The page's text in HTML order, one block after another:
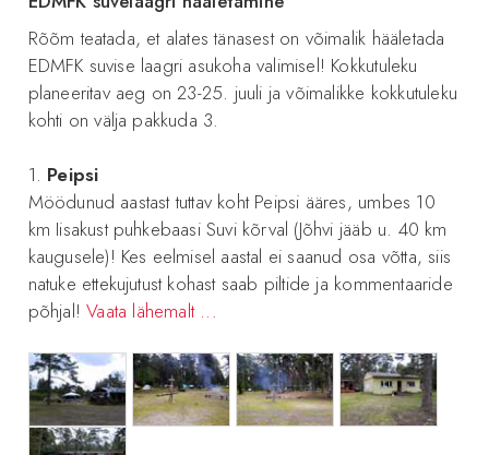
Rõõm teatada, et alates tänasest on võimalik hääletada
EDMFK suvise laagri asukoha valimisel! Kokkutuleku
planeeritav aeg on 23-25. juuli ja võimalikke kokkutuleku
kohti on välja pakkuda 3.
1. Peipsi
Möödunud aastast tuttav koht Peipsi ääres, umbes 10
km Iisakust puhkebaasi Suvi kõrval (Jõhvi jääb u. 40 km
kaugusele)! Kes eelmisel aastal ei saanud osa võtta, siis
natuke ettekujutust kohast saab piltide ja kommentaaride
põhjal!Vaata lähemalt ...